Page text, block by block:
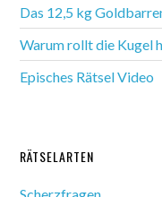
Das 12,5 kg
Warum rollt die Kugel
Episches Rätsel Video
RÄTSELARTEN